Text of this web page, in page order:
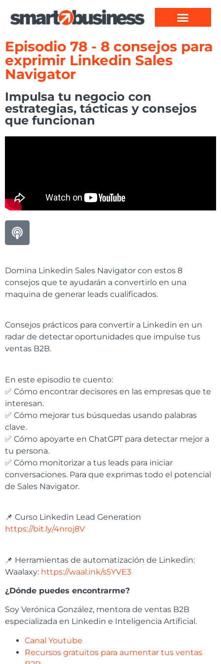
Episodio 78 - 8 consejos para
exprimir Linkedin Sales
Navigator
Impulsa tu negocio con
estrategias, tácticas y consejos
que funcionan​
Domina Linkedin Sales Navigator con estos 8
consejos que te ayudarán a convertirlo en una
maquina de generar leads cualificados.
Consejos prácticos para convertir a Linkedin en un
radar de detectar oportunidades que impulse tus
ventas B2B.
En este episodio te cuento:
✅ Cómo encontrar decisores en las empresas que te
interesan.
✅ Cómo mejorar tus búsquedas usando palabras
clave.
✅ Cómo apoyarte en ChatGPT para detectar mejor a
tu persona.
✅ Cómo monitorizar a tus leads para iniciar
conversaciones. Para que exprimas todo el potencial
de Sales Navigator.
📌 Curso Linkedin Lead Generation
https://bit.ly/4nroj8V
📌 Herramientas de automatización de Linkedin:
Waalaxy: https://waal.ink/s5YVE3
¿Dónde puedes encontrarme?
Soy Verónica González, mentora de ventas B2B
especializada en Linkedin e Inteligencia Artificial.
Canal Youtube
Recursos gratuitos para aumentar tus ventas